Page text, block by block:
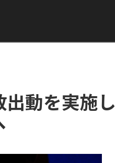
動を実施し